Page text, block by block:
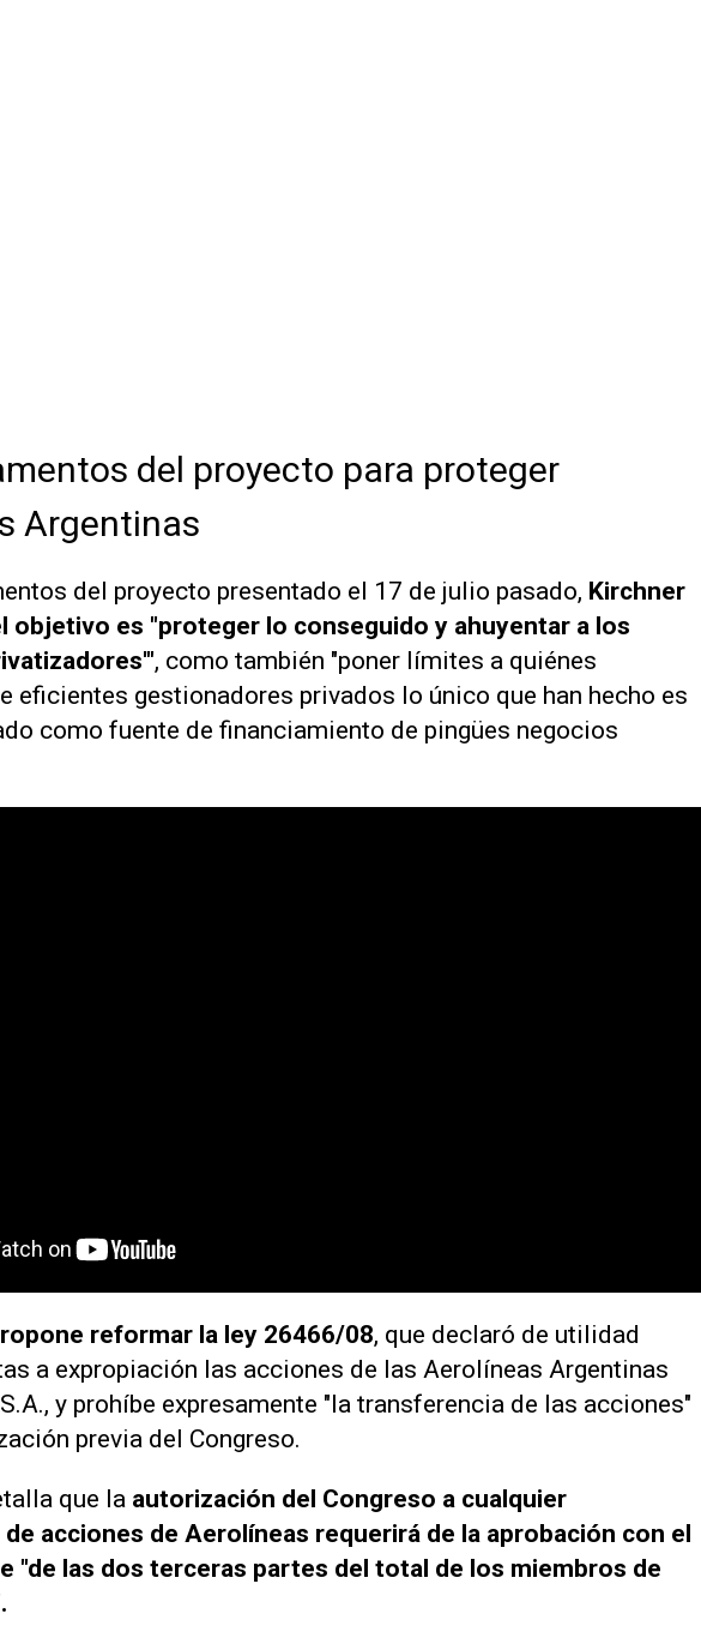
del proyecto para proteger
Argentinas
del proyecto presentado el 17 de julio pasado, Kirchner
objetivo es "proteger lo conseguido y ahuyentar a los
, como también "poner límites a quiénes
eficientes gestionadores privados lo único que han hecho es
como fuente de financiamiento de pingües negocios
reformar la ley 26466/08, que declaró de utilidad
a expropiación las acciones de las Aerolíneas Argentinas
y prohíbe expresamente "la transferencia de las acciones"
previa del Congreso.
que la autorización del Congreso a cualquier
acciones de Aerolíneas requerirá de la aprobación con el
"de las dos terceras partes del total de los miembros de